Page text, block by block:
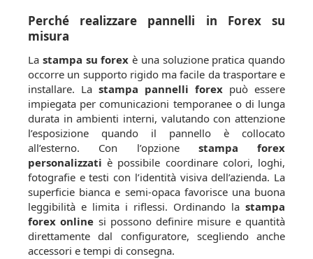
Perché realizzare pannelli in Forex su
misura
La stampa su forex è una soluzione pratica quando
occorre un supporto rigido ma facile da trasportare e
installare. La stampa pannelli forex può essere
impiegata per comunicazioni temporanee o di lunga
durata in ambienti interni, valutando con attenzione
l’esposizione quando il pannello è collocato
all’esterno. Con l’opzione stampa forex
personalizzati è possibile coordinare colori, loghi,
fotografie e testi con l’identità visiva dell’azienda. La
superficie bianca e semi-opaca favorisce una buona
leggibilità e limita i riflessi. Ordinando la stampa
forex online si possono definire misure e quantità
direttamente dal configuratore, scegliendo anche
accessori e tempi di consegna.